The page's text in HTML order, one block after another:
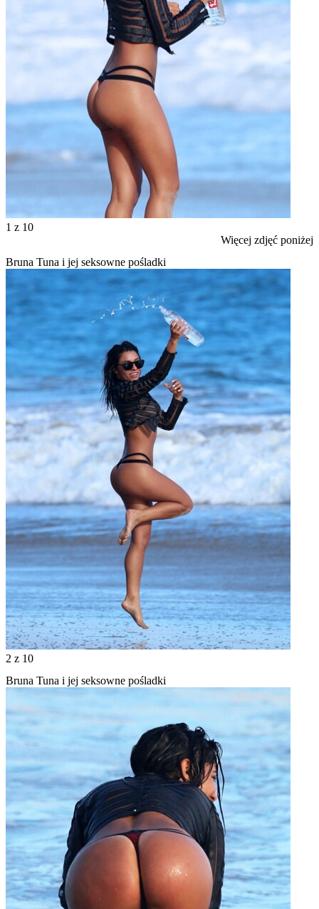
1 z 10
Więcej zdjęć poniżej
Bruna Tuna i jej seksowne pośladki
2 z 10
Bruna Tuna i jej seksowne pośladki